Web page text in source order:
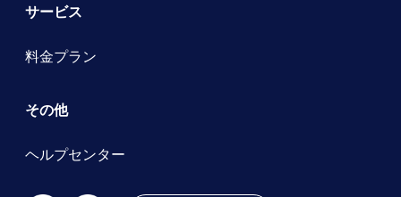
サービス
料金プラン
その他
ヘルプセンター